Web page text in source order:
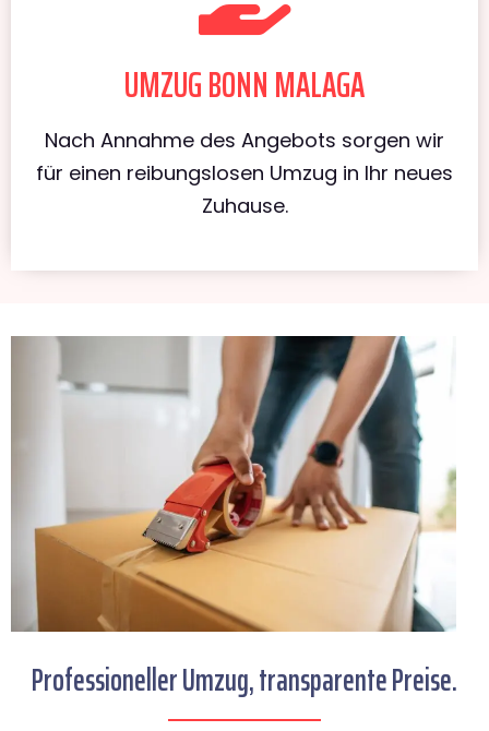
UMZUG BONN MALAGA
Nach Annahme des Angebots sorgen wir
für einen reibungslosen Umzug in Ihr neues
Zuhause.
Professioneller Umzug, transparente Preise.